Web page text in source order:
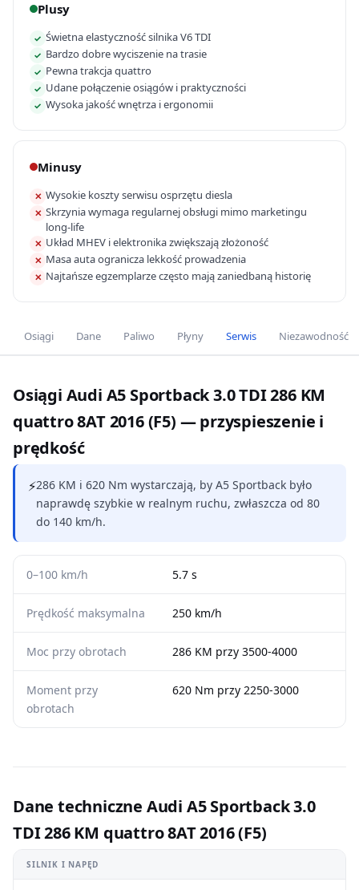
Plusy
✓ Świetna elastyczność silnika V6 TDI
✓ Bardzo dobre wyciszenie na trasie
✓ Pewna trakcja quattro
✓ Udane połączenie osiągów i praktyczności
✓ Wysoka jakość wnętrza i ergonomii
Minusy
✕ Wysokie koszty serwisu osprzętu diesla
✕ Skrzynia wymaga regularnej obsługi mimo marketingu
long-life
✕ Układ MHEV i elektronika zwiększają złożoność
✕ Masa auta ogranicza lekkość prowadzenia
✕ Najtańsze egzemplarze często mają zaniedbaną historię
Osiągi Dane Paliwo Płyny Serwis Niezawodność
Osiągi Audi A5 Sportback 3.0 TDI 286 KM
quattro 8AT 2016 (F5) — przyspieszenie i
prędkość
⚡286 KM i 620 Nm wystarczają, by A5 Sportback było
naprawdę szybkie w realnym ruchu, zwłaszcza od 80
do 140 km/h.
0–100 km/h 5.7 s
Prędkość maksymalna 250 km/h
Moc przy obrotach 286 KM przy 3500-4000
Moment przy
obrotach
620 Nm przy 2250-3000
Dane techniczne Audi A5 Sportback 3.0
TDI 286 KM quattro 8AT 2016 (F5)
SILNIK I NAPĘD